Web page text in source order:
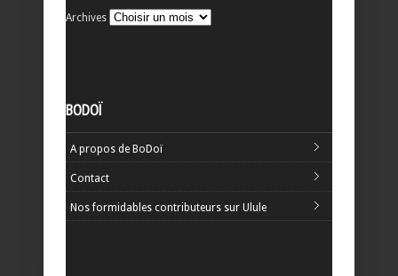
Archives
BODOÏ
A propos de BoDoï
Contact
Nos formidables contributeurs sur Ulule